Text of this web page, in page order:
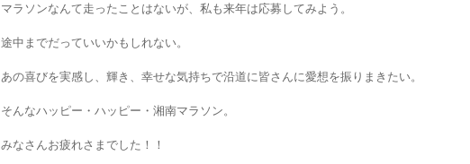
マラソンなんて走ったことはないが、私も来年は応募してみよう。
途中までだっていいかもしれない。
あの喜びを実感し、輝き、幸せな気持ちで沿道に皆さんに愛想を振りまきたい。
そんなハッピー・ハッピー・湘南マラソン。
みなさんお疲れさまでした！！